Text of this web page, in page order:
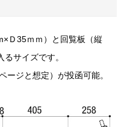
Ｄ35ｍｍ）と回覧板（縦
サイズです。
ージと想定）が投函可能。